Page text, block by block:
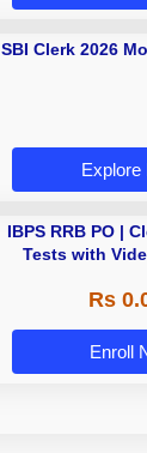
SBI Clerk 2026
Explore
IBPS RRB PO |
Tests with
Rs
Enroll